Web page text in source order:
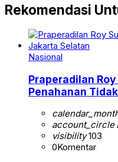
Rekomendasi
Nasional
Praperadilan
Penahanan
account_circle
visibility103
0Komentar